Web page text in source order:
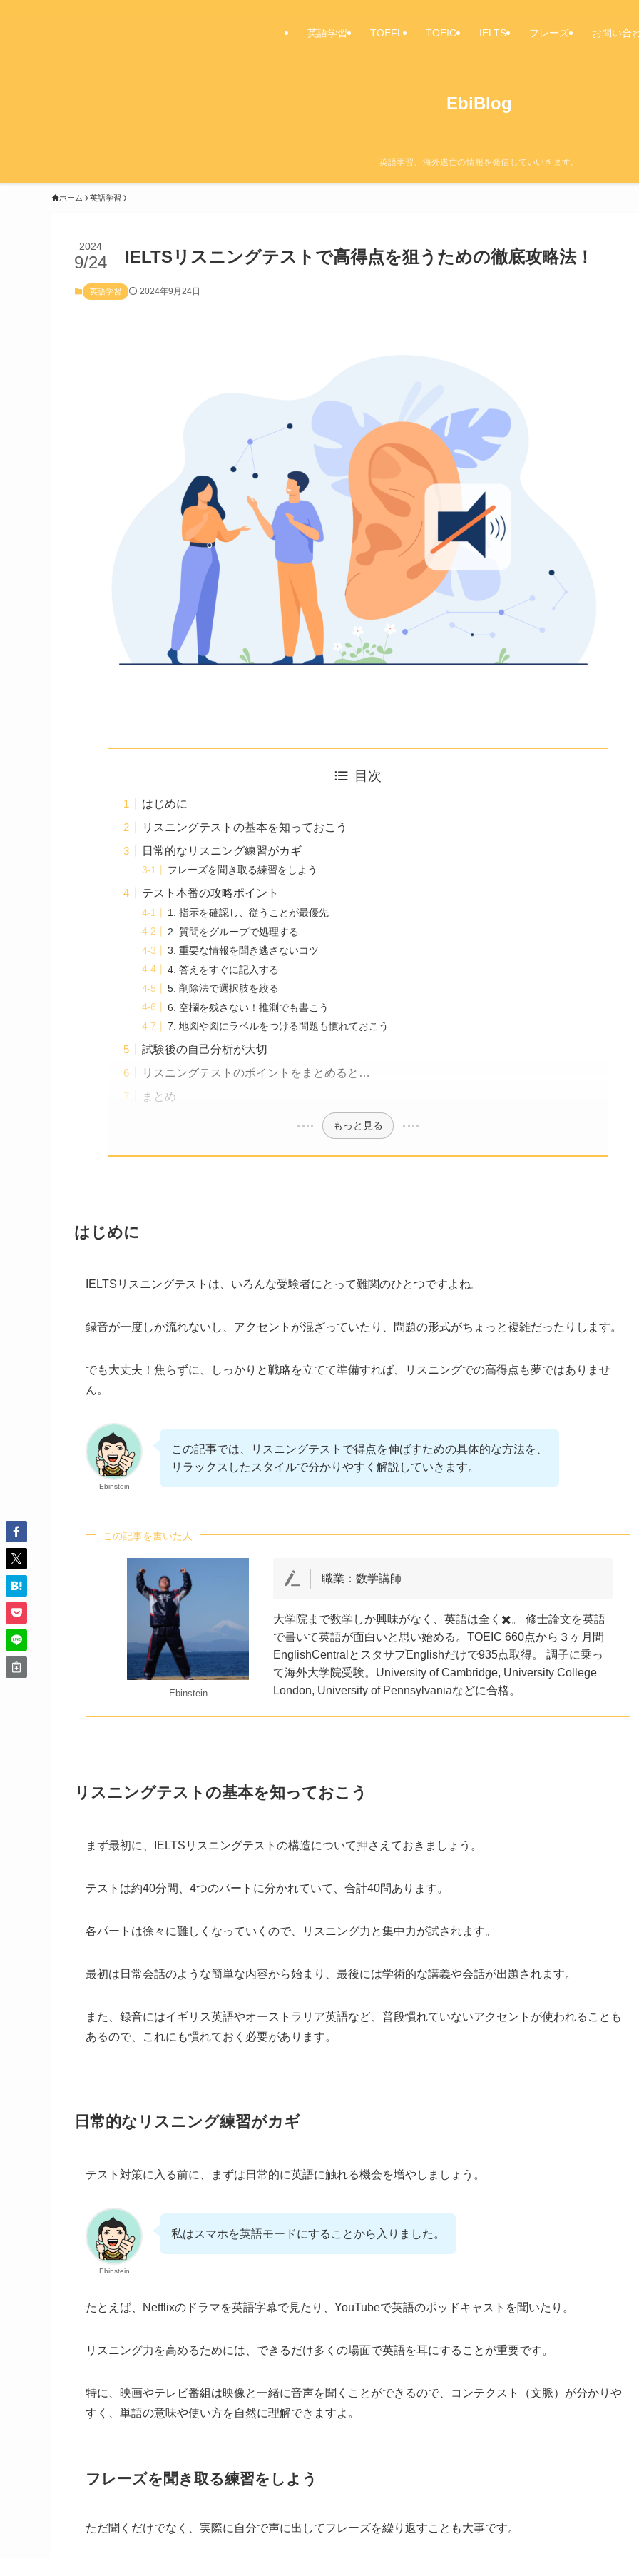
EbiBlog
英語学習、海外逃亡の情報を発信していいきます。
英語学習 TOEFL TOEIC IELTS フレーズ お問い合
ホーム 英語学習
IELTSリスニングテストで高得点を狙うための徹底攻略法！
2024
9/24
英語学習 2024年9月24日
目次
はじめに
リスニングテストの基本を知っておこう
日常的なリスニング練習がカギ
フレーズを聞き取る練習をしよう
テスト本番の攻略ポイント
1. 指示を確認し、従うことが最優先
2. 質問をグループで処理する
3. 重要な情報を聞き逃さないコツ
4. 答えをすぐに記入する
5. 削除法で選択肢を絞る
6. 空欄を残さない！推測でも書こう
7. 地図や図にラベルをつける問題も慣れておこう
試験後の自己分析が大切
リスニングテストのポイントをまとめると…
まとめ
もっと見る
はじめに
IELTSリスニングテストは、いろんな受験者にとって難関のひとつですよね。
録音が一度しか流れないし、アクセントが混ざっていたり、問題の形式がちょっと複雑だったりします。
でも大丈夫！焦らずに、しっかりと戦略を立てて準備すれば、リスニングでの高得点も夢ではありませ
ん。
Ebinstein
この記事では、リスニングテストで得点を伸ばすための具体的な方法を、
リラックスしたスタイルで分かりやすく解説していきます。
この記事を書いた人
Ebinstein
職業：数学講師
大学院まで数学しか興味がなく、英語は全く✖️。 修士論文を英語
で書いて英語が面白いと思い始める。TOEIC 660点から３ヶ月間
EnglishCentralとスタサプEnglishだけで935点取得。 調子に乗っ
て海外大学院受験。University of Cambridge, University College
London, University of Pennsylvaniaなどに合格。
リスニングテストの基本を知っておこう
まず最初に、IELTSリスニングテストの構造について押さえておきましょう。
テストは約40分間、4つのパートに分かれていて、合計40問あります。
各パートは徐々に難しくなっていくので、リスニング力と集中力が試されます。
最初は日常会話のような簡単な内容から始まり、最後には学術的な講義や会話が出題されます。
また、録音にはイギリス英語やオーストラリア英語など、普段慣れていないアクセントが使われることも
あるので、これにも慣れておく必要があります。
日常的なリスニング練習がカギ
テスト対策に入る前に、まずは日常的に英語に触れる機会を増やしましょう。
Ebinstein
私はスマホを英語モードにすることから入りました。
たとえば、Netflixのドラマを英語字幕で見たり、YouTubeで英語のポッドキャストを聞いたり。
リスニング力を高めるためには、できるだけ多くの場面で英語を耳にすることが重要です。
特に、映画やテレビ番組は映像と一緒に音声を聞くことができるので、コンテクスト（文脈）が分かりや
すく、単語の意味や使い方を自然に理解できますよ。
フレーズを聞き取る練習をしよう
ただ聞くだけでなく、実際に自分で声に出してフレーズを繰り返すことも大事です。